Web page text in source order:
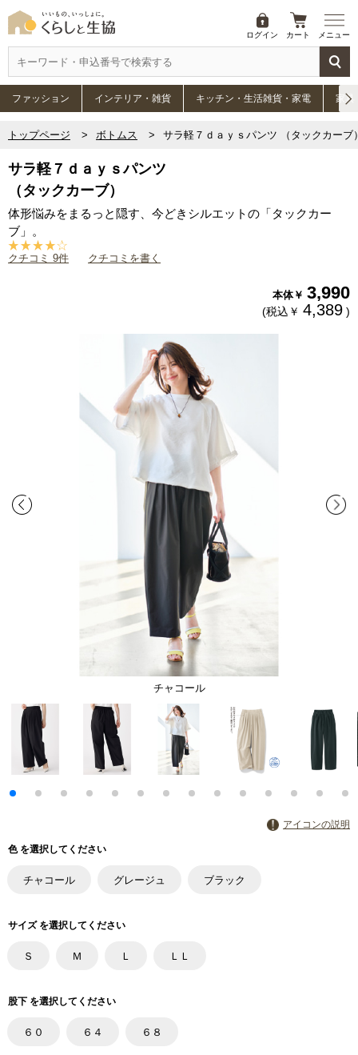
ログイン カート メニュー
ファッション インテリア・雑貨 キッチン・生活雑貨・家電 家具
トップページ ボトムス サラ軽７ｄａｙｓパンツ （タックカーブ
サラ軽７ｄａｙｓパンツ
（タックカーブ）
体形悩みをまるっと隠す、今どきシルエットの「タックカー
ブ」。
クチコミ 9件 クチコミを書く
本体￥ 3,990
(税込￥ 4,389 )
チャコール
アイコンの説明
色 を選択してください
チャコール グレージュ ブラック
サイズ を選択してください
Ｓ Ｍ Ｌ ＬＬ
股下 を選択してください
６０ ６４ ６８